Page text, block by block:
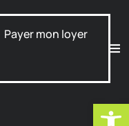
Ouvrir
Payer mon loyer